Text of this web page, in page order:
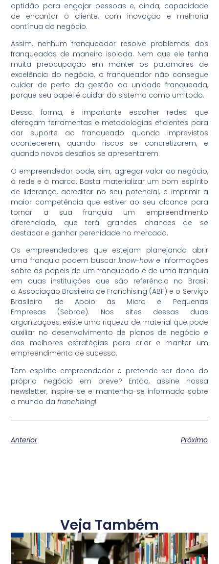
aptidão para engajar pessoas e, ainda, capacidade
de encantar o cliente, com inovação e melhoria
contínua do negócio.
Assim, nenhum franqueador resolve problemas dos
franqueados de maneira isolada. Nem que ele tenha
muita preocupação em manter os patamares de
excelência do negócio, o franqueador não consegue
cuidar de perto da gestão da unidade franqueada,
porque seu papel é cuidar do sistema como um todo.
Dessa forma, é importante escolher redes que
ofereçam ferramentas e metodologias eficientes para
dar suporte ao franqueado quando imprevistos
acontecerem, quando riscos se concretizarem, e
quando novos desafios se apresentarem.
O empreendedor pode, sim, agregar valor ao negócio,
à rede e à marca. Basta materializar um bom espírito
de liderança, acreditar no seu potencial, e imprimir a
maior competência que estiver ao seu alcance para
tornar a sua franquia um empreendimento
diferenciado, que terá grandes chances de se
destacar e ganhar perenidade no mercado.
Os empreendedores que estejam planejando abrir
uma franquia podem buscarknow-howe informações
sobre os papeis de um franqueado e de uma franquia
em duas instituições que são referência no Brasil:
a Associação Brasileira de Franchising (ABF) e o Serviço
Brasileiro de Apoio às Micro e Pequenas
Empresas (Sebrae). Nos sites dessas duas
organizações, existe uma riqueza de material que pode
auxiliar no desenvolvimento de planos de negócio e
das melhores estratégias para criar e manter um
empreendimento de sucesso.
Tem espírito empreendedor e pretende ser dono do
próprio negócio em breve? Então, assine nossa
newsletter, inspire-se e mantenha-se informado sobre
o mundo dafranchising!
Anterior Próximo
Veja Também